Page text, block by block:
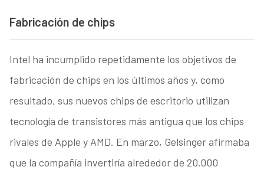
Fabricación de chips
Intel ha incumplido repetidamente los objetivos de
fabricación de chips en los últimos años y, como
resultado, sus nuevos chips de escritorio utilizan
tecnología de transistores más antigua que los chips
rivales de Apple y AMD. En marzo, Gelsinger afirmaba
que la compañía invertiría alrededor de 20.000